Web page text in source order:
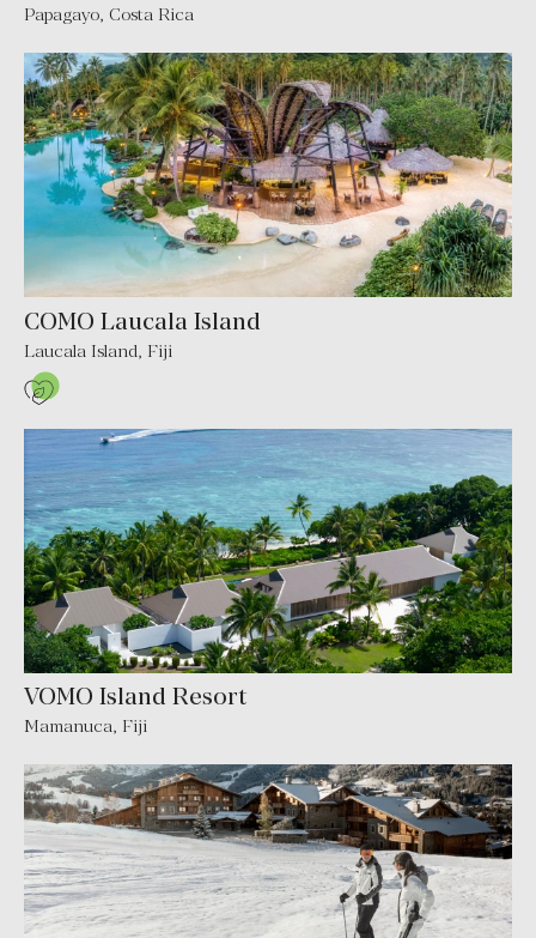
Papagayo, Costa Rica
COMO Laucala Island
Laucala Island, Fiji
VOMO Island Resort
Mamanuca, Fiji